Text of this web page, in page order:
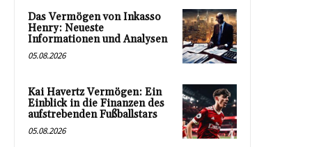
Das Vermögen von Inkasso
Henry: Neueste
Informationen und Analysen
05.08.2026
Kai Havertz Vermögen: Ein
Einblick in die Finanzen des
aufstrebenden Fußballstars
05.08.2026